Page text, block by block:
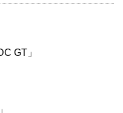
GT」